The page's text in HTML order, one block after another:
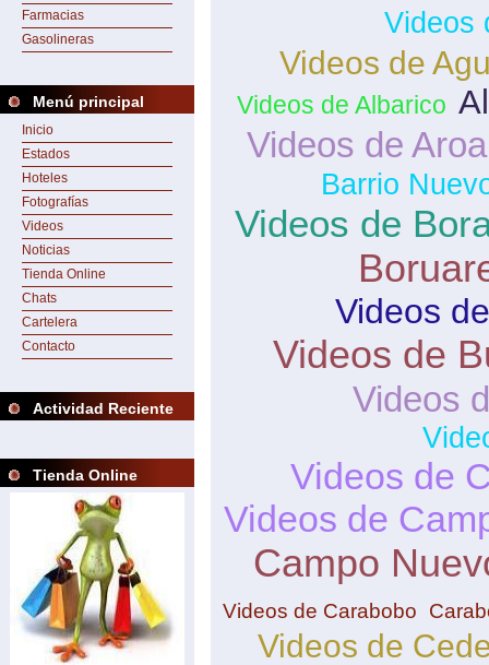
Farmacias
Gasolineras
Menú principal
Inicio
Estados
Hoteles
Fotografías
Videos
Noticias
Tienda Online
Chats
Cartelera
Contacto
Actividad Reciente
Tienda Online
Videos
Videos de
Videos de Albarico
Videos de Aroa
Barrio
Videos de
Videos
Videos de
Videos
Videos de
Videos de
Campo
Videos de Carabobo
Videos de